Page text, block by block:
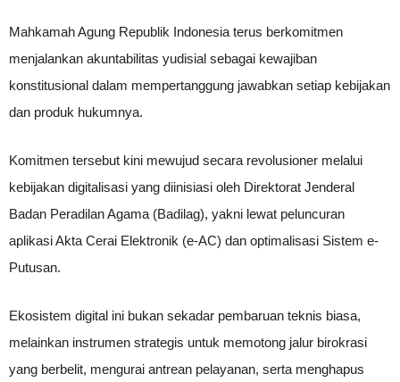
Mahkamah Agung Republik Indonesia terus berkomitmen
menjalankan akuntabilitas yudisial sebagai kewajiban
konstitusional dalam mempertanggung jawabkan setiap kebijakan
dan produk hukumnya.
Komitmen tersebut kini mewujud secara revolusioner melalui
kebijakan digitalisasi yang diinisiasi oleh Direktorat Jenderal
Badan Peradilan Agama (Badilag), yakni lewat peluncuran
aplikasi Akta Cerai Elektronik (e-AC) dan optimalisasi Sistem e-
Putusan.
Ekosistem digital ini bukan sekadar pembaruan teknis biasa,
melainkan instrumen strategis untuk memotong jalur birokrasi
yang berbelit, mengurai antrean pelayanan, serta menghapus